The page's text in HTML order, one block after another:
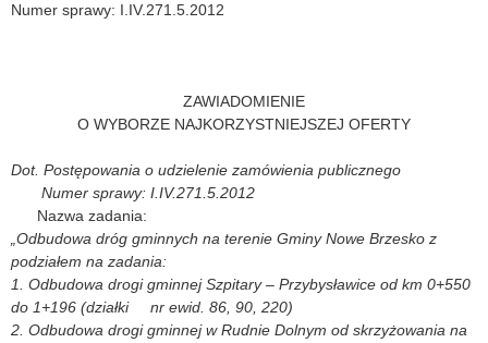
Numer sprawy: I.IV.271.5.2012
ZAWIADOMIENIE
O WYBORZE NAJKORZYSTNIEJSZEJ OFERTY
Dot. Postępowania o udzielenie zamówienia publicznego
Numer sprawy: I.IV.271.5.2012
Nazwa zadania:
„Odbudowa dróg gminnych na terenie Gminy Nowe Brzesko z
podziałem na zadania:
1. Odbudowa drogi gminnej Szpitary – Przybysławice od km 0+550
do 1+196 (działki nr ewid. 86, 90, 220)
2. Odbudowa drogi gminnej w Rudnie Dolnym od skrzyżowania na